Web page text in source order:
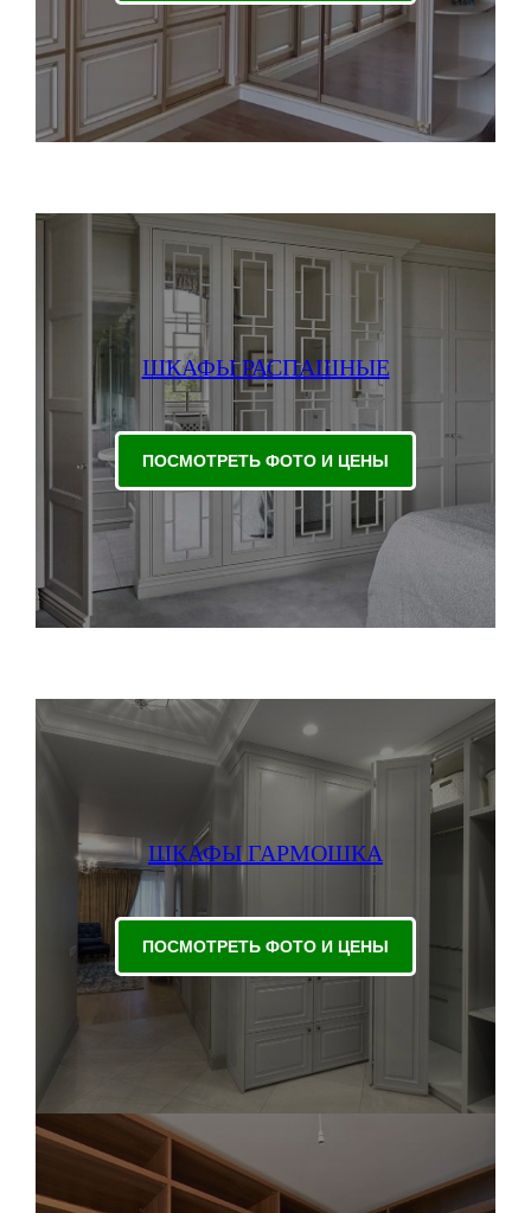
ШКАФЫ РАСПАШНЫЕ
ПОСМОТРЕТЬ ФОТО И ЦЕНЫ
ШКАФЫ ГАРМОШКА
ПОСМОТРЕТЬ ФОТО И ЦЕНЫ